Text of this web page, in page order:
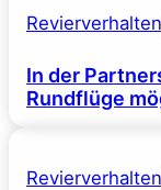
Revierverhalten
In der
Rundflüge
Revierverhalten